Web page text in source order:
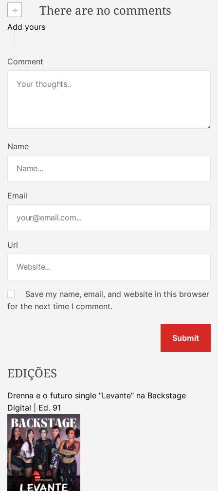
+ There are no comments
Add yours
Comment
Name
Email
Url
Save my name, email, and website in this browser
for the next time I comment.
EDIÇÕES
Drenna e o futuro single “Levante” na Backstage
Digital | Ed. 91